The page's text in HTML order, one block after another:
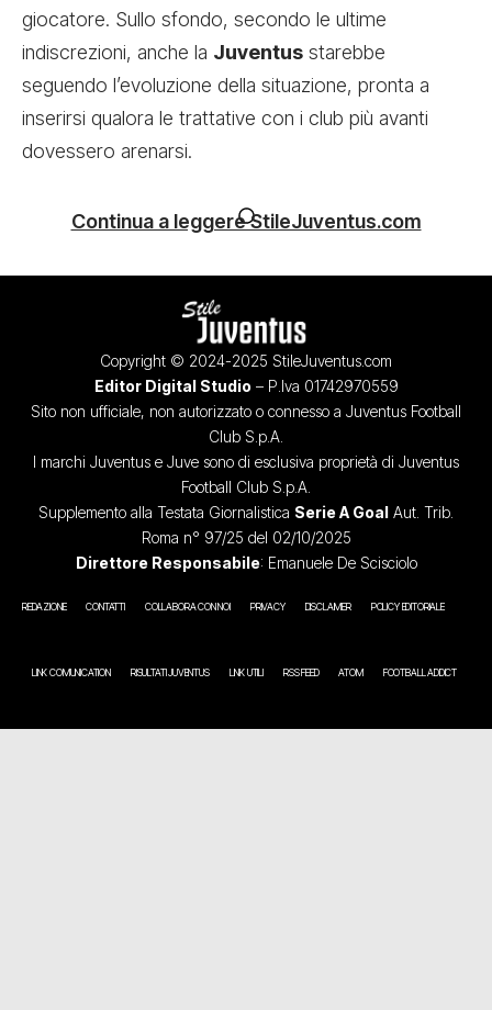
giocatore. Sullo sfondo, secondo le ultime
indiscrezioni, anche la Juventus starebbe
seguendo l’evoluzione della situazione, pronta a
inserirsi qualora le trattative con i club più avanti
dovessero arenarsi.
Continua a leggere StileJuventus.com
Copyright © 2024-2025 StileJuventus.com
Editor Digital Studio – P.Iva 01742970559
Sito non ufficiale, non autorizzato o connesso a Juventus Football
Club S.p.A.
I marchi Juventus e Juve sono di esclusiva proprietà di Juventus
Football Club S.p.A.
Supplemento alla Testata Giornalistica Serie A Goal Aut. Trib.
Roma n° 97/25 del 02/10/2025
Direttore Responsabile: Emanuele De Scisciolo
REDAZIONE CONTATTI COLLABORA CON NOI PRIVACY DISCLAIMER POLICY EDITORIALE
LINK COMUNICATION RISULTATI JUVENTUS LINK UTILI RSS FEED ATOM FOOTBALL ADDICT